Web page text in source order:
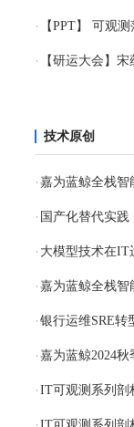
【研运大会】
技术原创
大模型技术在IT
银行运维SRE转
嘉为蓝鲸2024秋
IT可观测系列